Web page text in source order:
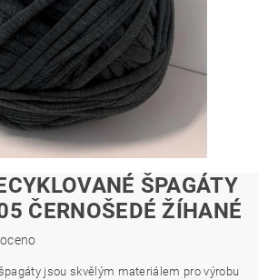
ŠPAGÁTY
ČERNOŠEDÉ ŽÍHANÉ
jsou skvělým materiálem pro výrobu